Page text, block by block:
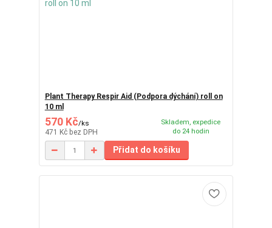
Plant Therapy Respir Aid (Podpora dýchání) roll on
10 ml
570 Kč/ks
471 Kč bez DPH
Skladem, expedice
do 24 hodin
Přidat do košíku